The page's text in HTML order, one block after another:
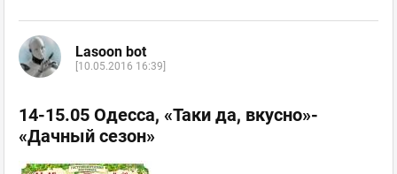
Lasoon bot
[10.05.2016 16:39]
14-15.05 Одесса, «Таки да, вкусно»-
«Дачный сезон»